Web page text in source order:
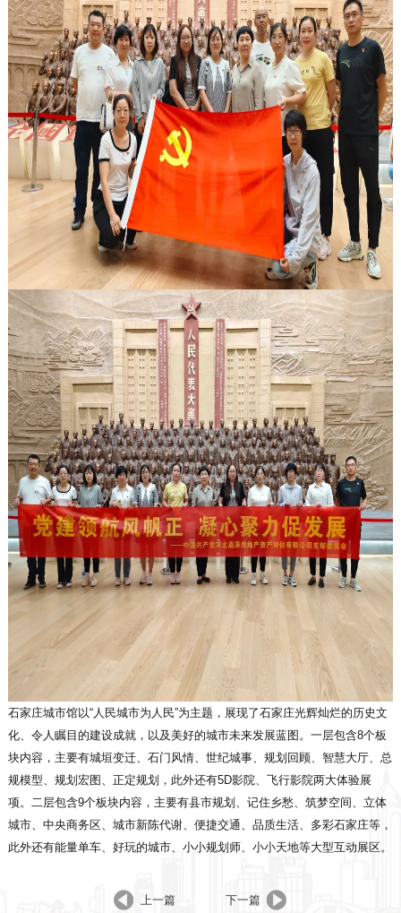
石家庄城市馆以“人民城市为人民”为主题，展现了石家庄光辉灿烂的历史文
化、令人瞩目的建设成就，以及美好的城市未来发展蓝图。 一层包含8个板
块内容，主要有城垣变迁、石门风情、世纪城事、规划回顾、智慧大厅、总
规模型、规划宏图、正定规划，此外还有5D影院、飞行影院两大体验展
项。二层包含9个板块内容，主要有县市规划、记住乡愁、筑梦空间、立体
城市、中央商务区、城市新陈代谢、便捷交通、品质生活、多彩石家庄等，
此外还有能量单车、好玩的城市、小小规划师、小小天地等大型互动展区。
上一篇 下一篇